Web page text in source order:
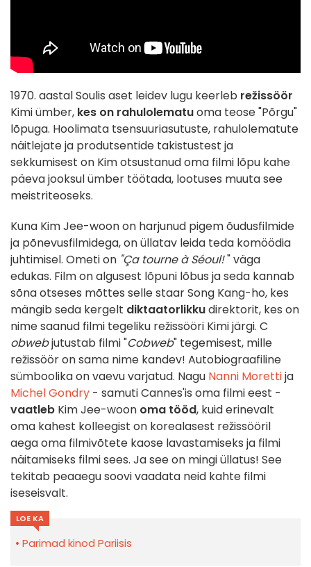
1970. aastal Soulis aset leidev lugu keerleb režissöör
Kimi ümber, kes on rahulolematuoma teose "Põrgu"
lõpuga. Hoolimata tsensuuriasutuste, rahulolematute
näitlejate ja produtsentide takistustest ja
sekkumisest on Kim otsustanud oma filmi lõpu kahe
päeva jooksul ümber töötada, lootuses muuta see
meistriteoseks.
Kuna Kim Jee-woon on harjunud pigem õudusfilmide
ja põnevusfilmidega, on üllatav leida teda komöödia
juhtimisel. Ometi on "Ça tourne à Séoul!" väga
edukas. Film on algusest lõpuni lõbus ja seda kannab
sõna otseses mõttes selle staar Song Kang-ho, kes
mängib seda kergelt diktaatorlikkudirektorit, kes on
nime saanud filmi tegeliku režissööri Kimi järgi. C
obwebjutustab filmi "Cobweb" tegemisest, mille
režissöör on sama nime kandev! Autobiograafiline
sümboolika on vaevu varjatud. Nagu Nanni Morettija
Michel Gondry - samuti Cannes'is oma filmi eest -
vaatleb Kim Jee-woon oma tööd, kuid erinevalt
oma kahest kolleegist on korealasest režissööril
aega oma filmivõtete kaose lavastamiseks ja filmi
näitamiseks filmi sees. Ja see on mingi üllatus! See
tekitab peaaegu soovi vaadata neid kahte filmi
iseseisvalt.
LOE KA
Parimad kinod Pariisis